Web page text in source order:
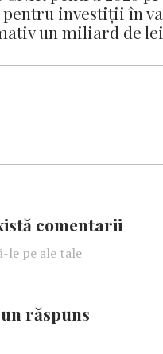
investiţii în
un miliard de lei
comentarii
le pe ale tale
răspuns